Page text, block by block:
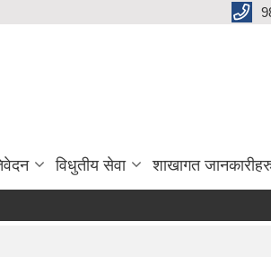
विधुतीय सेवा शाखागत